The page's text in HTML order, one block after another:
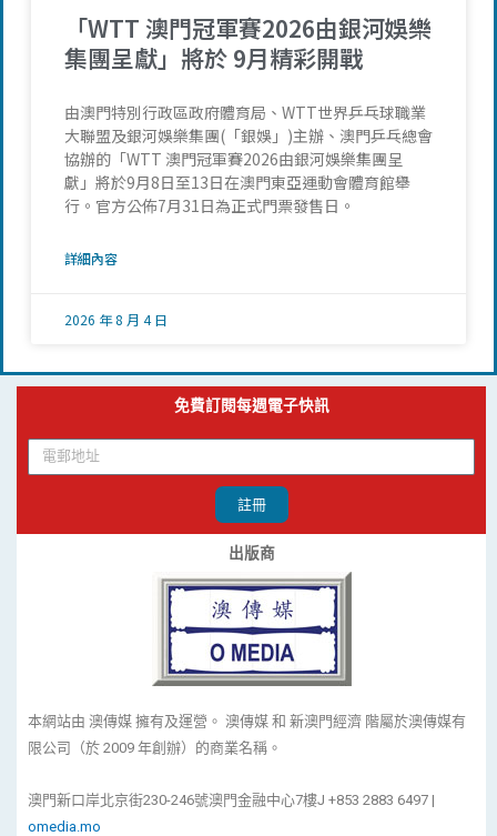
「WTT 澳門冠軍賽2026由銀河娛樂
集團呈獻」將於 9月精彩開戰
由澳門特別行政區政府體育局、WTT世界乒乓球職業
大聯盟及銀河娛樂集團(「銀娛」)主辦、澳門乒乓總會
協辦的「WTT 澳門冠軍賽2026由銀河娛樂集團呈
獻」將於9月8日至13日在澳門東亞運動會體育館舉
行。官方公佈7月31日為正式門票發售日。
詳細內容
2026 年 8 月 4 日
免費訂閱每週電子快訊
註冊
出版商
本網站由 澳傳媒 擁有及運營。 澳傳媒 和 新澳門經濟 階屬於澳傳媒有
限公司（於 2009 年創辦）的商業名稱。
澳門新口岸北京街230-246號澳門金融中心7樓J +853 2883 6497 |
omedia.mo